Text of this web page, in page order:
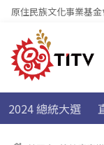
原住民族文化事業基
2024 總統大選